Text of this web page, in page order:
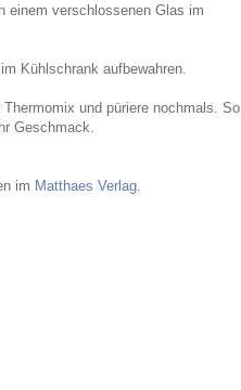
einem verschlossenen Glas im
Kühlschrank aufbewahren.
und püriere nochmals. So
Geschmack.
im Matthaes Verlag